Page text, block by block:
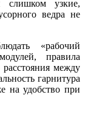
слишком узкие,
ведра не
«рабочий
правила
между
гарнитура
на удобство при